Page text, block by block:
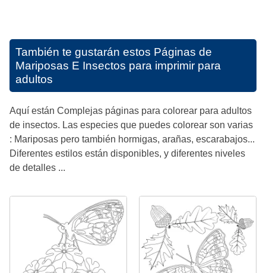
También te gustarán estos Páginas de
Mariposas E Insectos para imprimir para
adultos
Aquí están Complejas páginas para colorear para adultos
de insectos. Las especies que puedes colorear son varias
: Mariposas pero también hormigas, arañas, escarabajos...
Diferentes estilos están disponibles, y diferentes niveles
de detalles ...